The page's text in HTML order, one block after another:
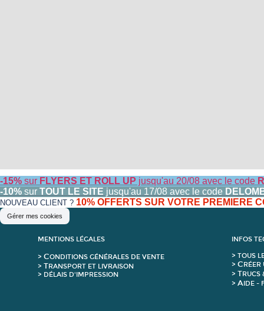
-15% sur FLYERS ET ROLL UP jusqu'au 20/08 avec le code
-10% sur TOUT LE SITE jusqu'au 17/08 avec le code
NOUVEAU CLIENT ? 10% OFFERTS SUR VOTRE PREMIERE
Gérer mes cookies
MENTIONS LÉGALES INFOS
> CONDITIONS GÉNÉRALES DE VENTE
> TRANSPORT ET LIVRAISON
> DÉLAIS D'IMPRESSION
> TOUS
> C
> TRUCS
> A IDE -